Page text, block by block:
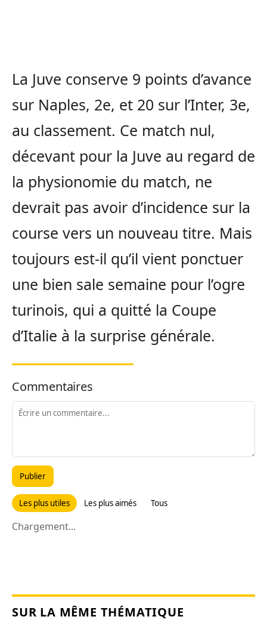
La Juve conserve 9 points d’avance
sur Naples, 2e, et 20 sur l’Inter, 3e,
au classement. Ce match nul,
décevant pour la Juve au regard de
la physionomie du match, ne
devrait pas avoir d’incidence sur la
course vers un nouveau titre. Mais
toujours est-il qu’il vient ponctuer
une bien sale semaine pour l’ogre
turinois, qui a quitté la Coupe
d’Italie à la surprise générale.
Commentaires
Publier
Les plus utiles Les plus aimés Tous
Chargement...
SUR LA MÊME THÉMATIQUE